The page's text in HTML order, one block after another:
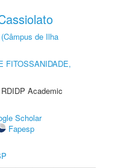
de Ilha
FITOSSANIDADE,
Academic
Scholar
Fapesp